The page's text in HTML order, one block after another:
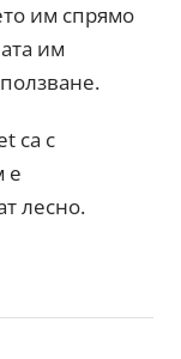
им спрямо
им
са с
е
лесно.